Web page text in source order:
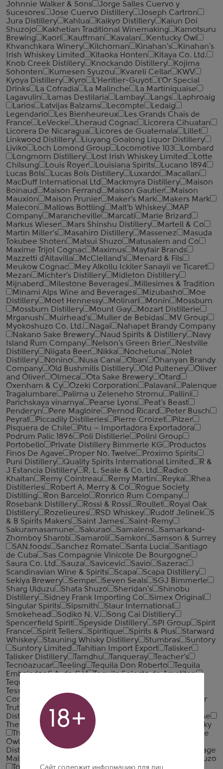
Johnnie Walker & Sons
Jorge Salles Cuervo y
Sucesores
Jose Cuervo Distillery
Joseph Cartron
Jura Distillery
Kahlua Kaikyo Distillery
Kaiun Doi
Shuzojo
Kakhetian Traditional Winemaking
Kamotsuru
Brewing
Kaori Kauffman Kavalan
Kentucky Owl
Khvanchkara Winery
Kilchoman Kinahan's
Kinahan's
Irish Whiskey Limited
Kitaoka Honten
Kitaya Co. Ltd.
Knob Creek Distillery
Knockando Distillery
Kojima
Sohonten
Kumesen Syuzou Kvareli Cellar
KWV
Kyoya Distillery
Kyro L'Heritier-Guyot
l'Or Special
Drinks
La Cofradia La Malinche
La Martiniquaise
Lagavulin
Lamas Destilaria Lambay Langs
Laphroaig
Larios
Latvijas Balzams Lecompte
Ledaig
Legendario
Les Bienheureux
Les Grands Chais de
France
LeVecke Lheraud Cognac
Licorera Cihuatan
Licorera De Nicaragua
Licores de Guatemala
Lillet
Linkwood Distillery
Liuyang Goalong Liquor Distillery
Liviko
Loch Lomond Group Locomotive 103
Lombard
Longmorn Distillery
Lost Irish Whiskey Limited
Lotte
Chilsung
Louis Royer Louisiana Spirits
Lucano 1894
Lucas Bols
Lucas Bols Distillery Luxardo
Macallan
MacDuff International Ltd
Mackmyra Distillery
Maison
Boinaud
Maison Ferrand Maison Gautier
Maison
Mauxion
Maison Prunier Maker's Mark
Makers Mark
Malecon
Mallows Bottling Malt'b Whiskey
MAP
Company
Marancheville Marcati
Marie Brizard
Markus Wieser
Mars Shinshu Distillery
Martell & Co
Martin Miller's
Masahiro Distillery Massenez
Masuda
Tokubee Shoten
Matsui Shuzo
Matusalem and Co
Maxime Trijol Cognac
Maximus
Mayfair Brands
Mazzetti d'Altavilla
McClelland's
Menard & Fils
Meukow Cognac
Mey Alkollu Ickiler Sanayii ve Ticaret
Mezan
Michter's Distillery
Midleton Distillery
Mijnaberd
Milestone Beverages
Millesimes & Tradition
Minami Alps Wine and Beverages
Mizubasho
Moe
Distillery
Moet Hennessy Molinari Monin
Mossburn
Mossburn Distillery
Mount Gay
Mozart Distillerie
Mrganush
Muirhead's Muller de Bebidas
MV Group
Myokoshuzo Co. Ltd.
Nagai
Nahapet Brandy Company
Nakano Sake Brewery
Naud Spirits & Distillery
Navy
Island Rum Company
Nelson's Green Brier
Nestville
Distillery
Niigata Beer Nikka Nocheluna
Nolet
Distillery
Nonino Nusa Cana Oban
Ohanyan Brandy
Company
Old Bushmills Distillery Old Pulteney
Oliver
and Oliver
Olmeca Ota Sake Brewery
Otard
Oxenham & Cy
Ozeki Corporation Palavani
Palenque
Tragalumbare
Palirna u Zeleneho Stromu
Pallini
Parichskaya vinarnya
Pearse Lyons
Peat's Beast
Penderyn
Pere Magloire Pernod Ricard
Peter Busch
Peyrat
Piccadily Distilleries Pierre Croizet
Pilzer
Pisquera de Chile
Pitu – Importadora Exportadora
Podrum Palic 1896
Poli Distillerie
Polini Group
Portobello
Private Distillery Bimmerle KG
Productos
Finos De Agave
Proper No. Twelve
Proximo Spirits
Puni Distillery
Quality Spirits International Limited
R &
J Estancia Distillery
R. L. Seale & Co. Ltd
Radico
Khaitan
Remy Cointreau Remy Martin Reyka
Rhea
Distilleries
Robert A. Merry & Co
Rogue Society
Distilling
Ron Barcelo
Ronrico Rum Company
Rosebank Distillery
Rossi & Rossi Roullet
Royal Oak
Distillery
Rozelieures RSD Whiskey Rudolf Jelinek
S
& B Spirits Makers
Saint James
Saint-Remy
Sakuramasamune
Sakurao Samalens
Samarkand-
Zhomboy Sharob
Samaroli Samkon
Samson & Surrey
SAN.foods
Sanchez Romate Santa Lucia
Santiago
de Cuba
Sas Compagnie Vinicole De Bourgogne
Saura Co. Ltd
Sauza Savicevic Savio
Sazerac
Scandinavian Wine & Spirits
Scapa
Scapa Distillery
Sekiya Brewery
Sempe Seven Seals
SGJ Bimmerle
Sharg Ulduzu
Shata Shuzo Sheridan's
Shinobu
Distillery
Sidney Frank Importing Co
Simex Original
Singular Spirits
Sipsmith
Slaur International
Smokehead
Sodiko N. V.
Song Cai Distillery
Spencerfield Spirit
Speyside Distillery SPI Group
Spirit
France
Spirit Tellers Spiritique Spirits & Plus
Starward
Whiskey
Stauning Whisky Distillery Stumbras
Suntory
Suntory Limited
Tahitian Import Export
Talisker
Talisker Distillery
Tamdhu Tanqueray
Teacher's
Tecnoazucar
Teeling Tequila Don Roberto
Tequila
Embajador S.A. de C.V
Tequila Selecto de Amatitan
Tequilas del Senor
Tessendier
Tesseron
Company
That Boutique-Y Rum Company
The Bitter
Truth
The Cotswolds Distillery
Distillery
The English Whisky Co.
The Famous Grouse
The Glenrothes
The Highlands & Islands Scotch Whisky
The Irishman
The Monaco Beverage Company
The
Owl Distillery
The Patron Spirits Company
Distillery
The Small Batch Spirits Company
The Vintage
Malt Whisky Company
TOA Shuzo
18+
Сайт содержит информацию для лиц